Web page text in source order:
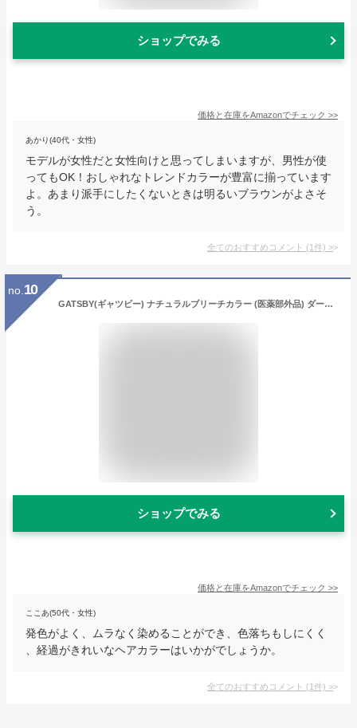
ショップでみる
価格と在庫をAmazonでチェック >>
あかり(40代・女性)
モデルが女性だと女性向けと思ってしまいますが、男性が使
ってもOK！おしゃれなトレンドカラーが豊富に揃っています
よ。あまり派手にしたくないときは明るいブラウンがよさそ
う。
全てのおすすめコメント (1件) >
no. 10
GATSBY(ギャツビー) ナチュラルブリーチカラー (医薬部外品) ダークトーン クラシックモカ 1個 (x 1)
ショップでみる
価格と在庫をAmazonでチェック >>
ここあ(50代・女性)
発色がよく、ムラなく染めることができ、色落ちもしにくく
、経過がきれいなヘアカラーはいかがでしょうか。
全てのおすすめコメント (1件) >